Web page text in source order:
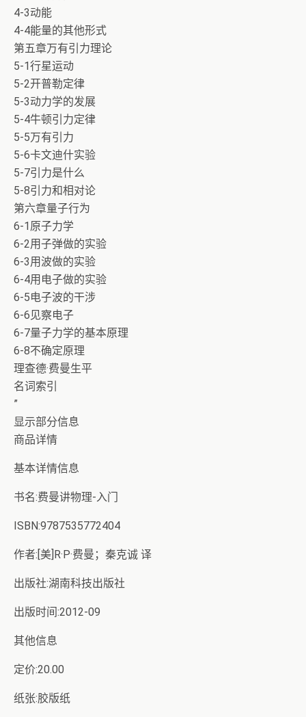
4-3动能
4-4能量的其他形式
第五章万有引力理论
5-1行星运动
5-2开普勒定律
5-3动力学的发展
5-4牛顿引力定律
5-5万有引力
5-6卡文迪什实验
5-7引力是什么
5-8引力和相对论
第六章量子行为
6-1原子力学
6-2用子弹做的实验
6-3用波做的实验
6-4用电子做的实验
6-5电子波的干涉
6-6见察电子
6-7量子力学的基本原理
6-8不确定原理
理查德·费曼生平
名词索引
”
显示部分信息
商品详情
基本详情信息
书名:费曼讲物理-入门
ISBN:9787535772404
作者:[美]R·P·费曼；秦克诚 译
出版社:湖南科技出版社
出版时间:2012-09
其他信息
定价:20.00
纸张:胶版纸